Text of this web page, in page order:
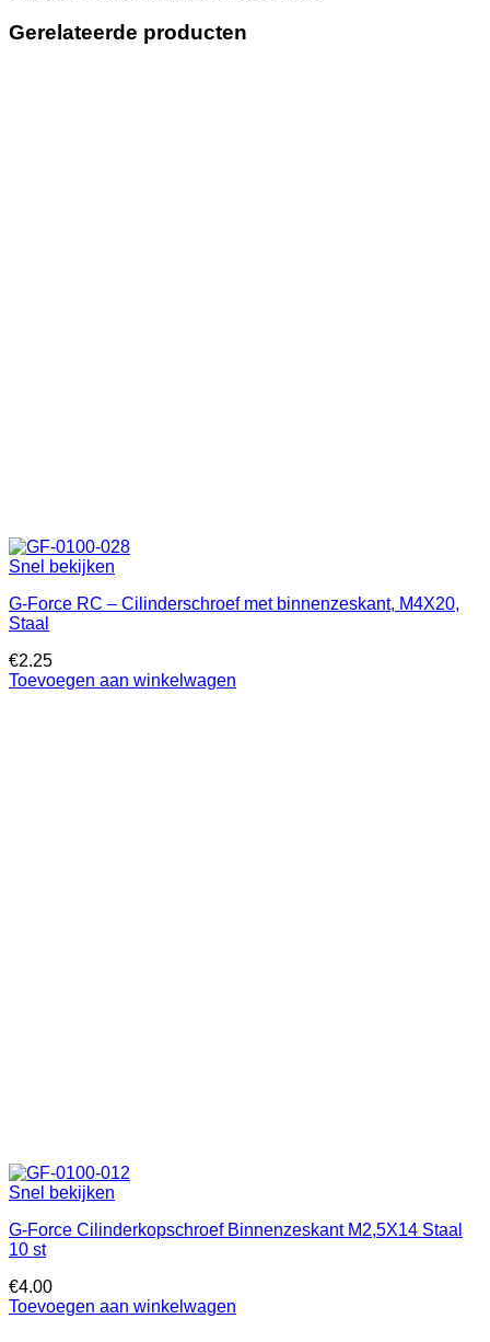
Gerelateerde producten
Snel bekijken
G-Force RC – Cilinderschroef met binnenzeskant, M4X20,
Staal
€2.25
Toevoegen aan winkelwagen
Snel bekijken
G-Force Cilinderkopschroef Binnenzeskant M2,5X14 Staal
10 st
€4.00
Toevoegen aan winkelwagen